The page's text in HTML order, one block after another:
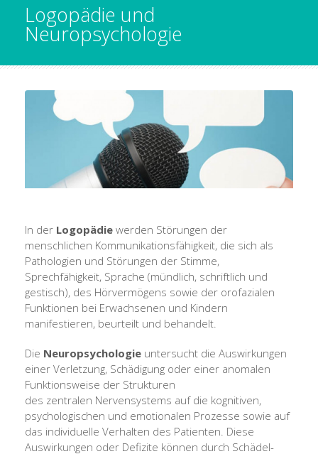
Logopädie und
Neuropsychologie
In der Logopädie werden Störungen der
menschlichen Kommunikationsfähigkeit, die sich als
Pathologien und Störungen der Stimme,
Sprechfähigkeit, Sprache (mündlich, schriftlich und
gestisch), des Hörvermögens sowie der orofazialen
Funktionen bei Erwachsenen und Kindern
manifestieren, beurteilt und behandelt.
Die Neuropsychologie untersucht die Auswirkungen
einer Verletzung, Schädigung oder einer anomalen
Funktionsweise der Strukturen
des zentralen Nervensystems auf die kognitiven,
psychologischen und emotionalen Prozesse sowie auf
das individuelle Verhalten des Patienten. Diese
Auswirkungen oder Defizite können durch Schädel-